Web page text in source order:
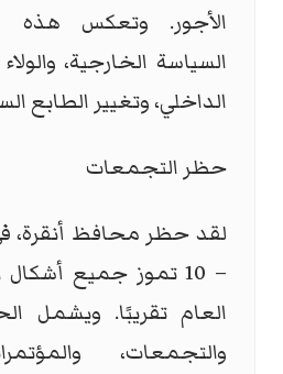
الأجور. وتعكس هذه
السياسة الخارجية،
الداخلي، وتغيير الطابع
حظر التجمعات
– 10 تموز جميع
العام تقريبًا. ويشمل
والتجمعات،